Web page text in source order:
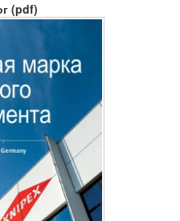
(pdf)